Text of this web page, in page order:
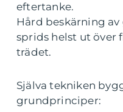
eftertanke.
Hård beskärning
sprids helst ut över
trädet.
Själva tekniken
grundprinciper: